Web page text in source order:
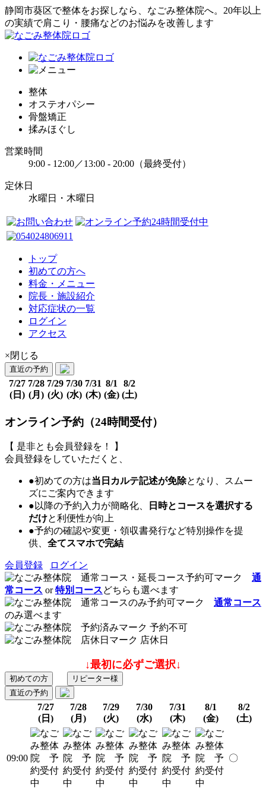
静岡市葵区で整体をお探しなら、なごみ整体院へ。20年以上
の実績で肩こり・腰痛などのお悩みを改善します
整体
オステオパシー
骨盤矯正
揉みほぐし
営業時間
9:00 - 12:00／13:00 - 20:00（最終受付）
定休日
水曜日・木曜日
トップ
初めての方へ
料金・メニュー
院長・施設紹介
対応症状の一覧
ログイン
アクセス
×閉じる
直近の予約
7/27
(日)
7/28
(月)
7/29
(火)
7/30
(水)
7/31
(木)
8/1
(金)
8/2
(土)
オンライン予約（24時間受付）
【 是非とも会員登録を！ 】
会員登録をしていただくと、
●初めての方は当日カルテ記述が免除となり、スムー
ズにご案内できます
●以降の予約入力が簡略化、
日時とコースを選択する
だけと利便性が向上
●予約の確認や変更・領収書発行など特別操作を提
供、 全てスマホで完結
会員登録
ログイン
通
常コース or特別コースどちらも選べます
通常コース
のみ選べます
予約不可
店休日
↓最初に必ずご選択↓
初めての方
リピーター様
直近の予約
7/27
(日)
7/28
(月)
7/29
(火)
7/30
(水)
7/31
(木)
8/1
(金)
8/2
(土)
09:00 〇